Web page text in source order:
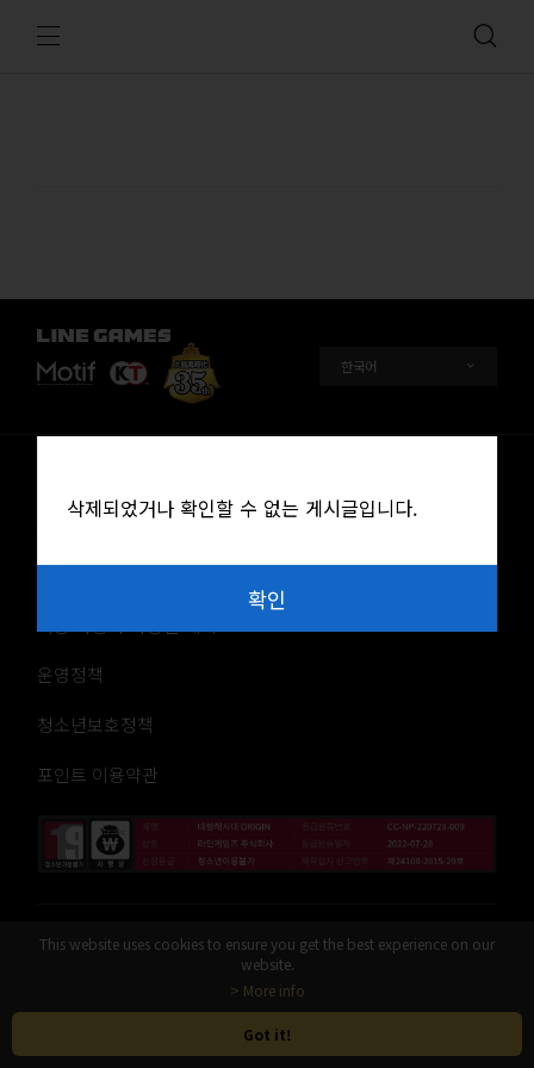
삭제되었거나 확인할 수 없는 게시글입니다.
확인
개인정보처리방침
운영정책
청소년보호정책
포인트 이용약관
라인게임즈 주식회사
© LINE Games Corporation. All Rights Reserved. © KOEI TE
CMO GAMES CO., LTD. All rights reserved.
This website uses cookies to ensure you get the best experience on our
website.
> More info
Got it!